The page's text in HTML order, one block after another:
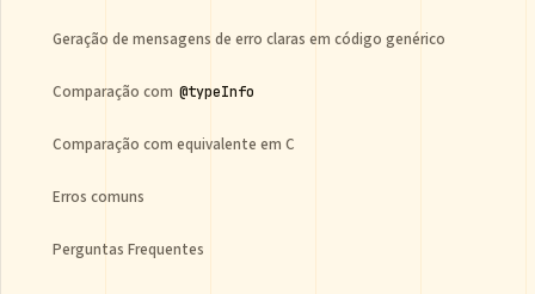
Geração de mensagens de erro claras em código genérico
Comparação com @typeInfo
Comparação com equivalente em C
Erros comuns
Perguntas Frequentes